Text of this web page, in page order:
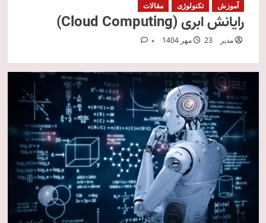
آموزش تکنولوژی مقالات
رایانش ابری (Cloud Computing)
مدیر 23 مهر 1404 0